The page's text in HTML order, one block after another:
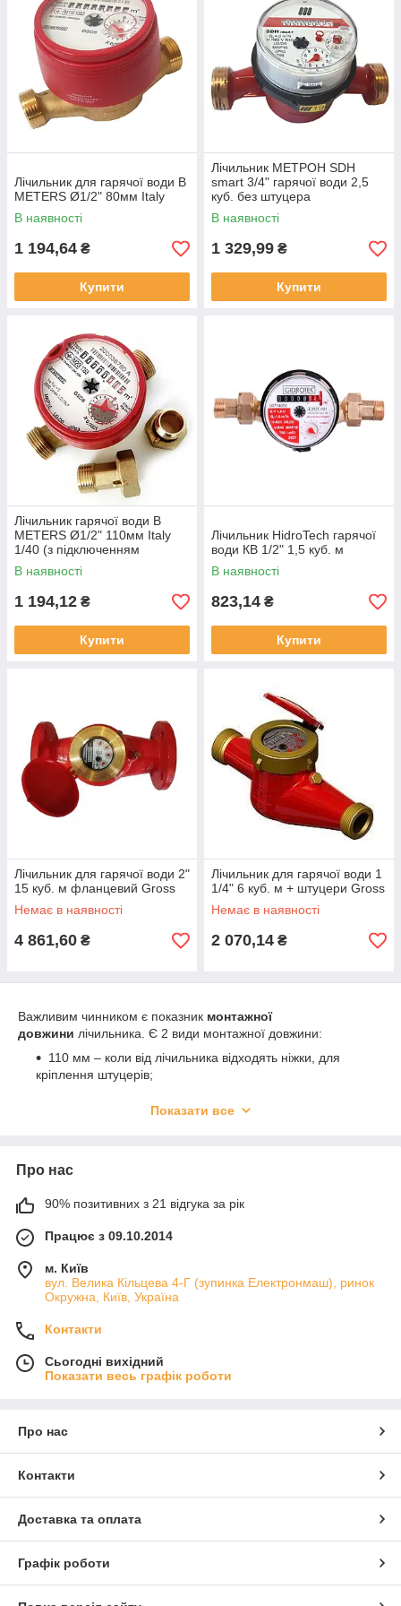
Максимальна пропускна здатність впливає на обсяг води,
який лічильник може пропустити через себе за 1 годину.
Наявність певного лічильника потрібно уточнювати у
менеджера, зателефонувавши по телефону або залишивши
заявку.
Лічильник для гарячої води B
METERS Ø1/2" 80мм Italy
В наявності
1 194,64 ₴
Купити
Лічильник МЕТРОН SDН
smart 3/4" гарячої води 2,5
куб. без штуцера
В наявності
1 329,99 ₴
Купити
Лічильник гарячої води B
METERS Ø1/2" 110мм Italy
1/40 (з підключенням
датчика)
В наявності
1 194,12 ₴
Купити
Лічильник HidroTech гарячої
води КВ 1/2" 1,5 куб. м
В наявності
823,14 ₴
Купити
Лічильник для гарячої води 2"
15 куб. м фланцевий Gross
Немає в наявності
4 861,60 ₴
Лічильник для гарячої води 1
1/4" 6 куб. м + штуцери Gross
Немає в наявності
2 070,14 ₴
Важливим чинником є показник монтажної
довжини лічильника. Є 2 види монтажної довжини:
110 мм – коли від лічильника відходять ніжки, для
кріплення штуцерів;
Цельсию ;
Цельсия.
Показати все
Про нас
90% позитивних з 21 відгука за рік
Працює з 09.10.2014
м. Київ
вул. Велика Кільцева 4-Г (зупинка Електронмаш), ринок
Окружна, Київ, Україна
Контакти
Сьогодні вихідний
Показати весь графік роботи
Про нас
Контакти
Доставка та оплата
Графік роботи